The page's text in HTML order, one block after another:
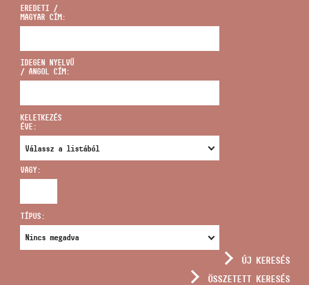
CÍM
infokozpont@bmc.hu
TELEFON
NYITVA TARTÁS
EREDETI /
MAGYAR CÍM:
IDEGEN NYELVŰ
/ ANGOL CÍM:
KELETKEZÉS
ÉVE:
VAGY:
TÍPUS:
ÚJ KERESÉS
ÖSSZETETT KERESÉS